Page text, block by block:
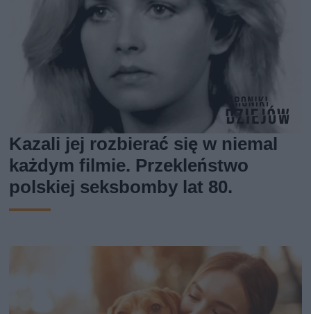
Kazali jej rozbierać się w niemal
każdym filmie. Przekleństwo
polskiej seksbomby lat 80.